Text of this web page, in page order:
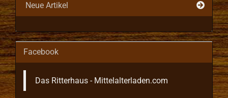
Neue Artikel
Facebook
Das Ritterhaus - Mittelalterladen.com